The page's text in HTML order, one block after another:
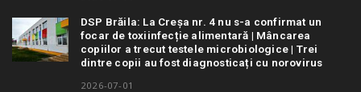
DSP Brăila: La Creșa nr. 4 nu s-a confirmat un
focar de toxiinfecție alimentară | Mâncarea
copiilor a trecut testele microbiologice | Trei
dintre copii au fost diagnosticați cu norovirus
2026-07-01